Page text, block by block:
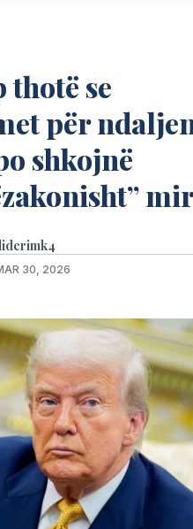
se
për
shkojnë
30, 2026